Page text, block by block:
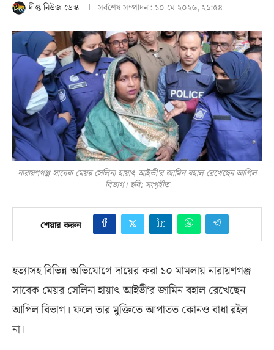
দীপ্ত নিউজ ডেস্ক সর্বশেষ সম্পাদনা: ১০ মে ২০২৬, ২১:৫৪
নারায়ণগঞ্জ সাবেক মেয়র সেলিনা হায়াৎ আইভী'র জামিন বহাল রেখেছেন আপিল
বিভাগ। ছবি: সংগৃহীত
শেয়ার করুন
হত্যাসহ বিভিন্ন অভিযোগে দায়ের করা ১০ মামলায় নারায়ণগঞ্জ
সাবেক মেয়র সেলিনা হায়াৎ আইভী‘র জামিন বহাল রেখেছেন
আপিল বিভাগ। ফলে তার মুক্তিতে আপাতত কোনও বাধা রইল
না।